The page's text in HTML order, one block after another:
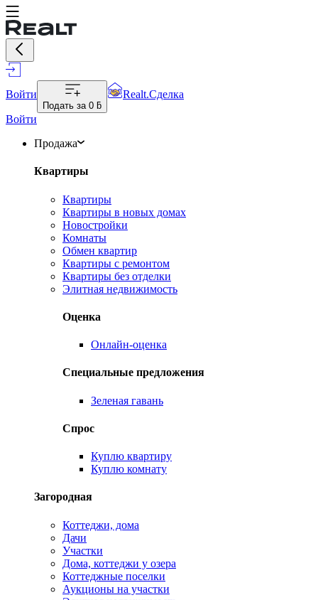
Войти
Подать за 0 ƃ
Realt.Сделка
Войти
Продажа
Квартиры
Квартиры
Квартиры в новых домах
Новостройки
Комнаты
Обмен квартир
Квартиры с ремонтом
Квартиры без отделки
Элитная недвижимость
Оценка
Онлайн-оценка
Специальные предложения
Зеленая гавань
Спрос
Куплю квартиру
Куплю комнату
Загородная
Коттеджи, дома
Дачи
Участки
Дома, коттеджи у озера
Коттеджные поселки
Аукционы на участки